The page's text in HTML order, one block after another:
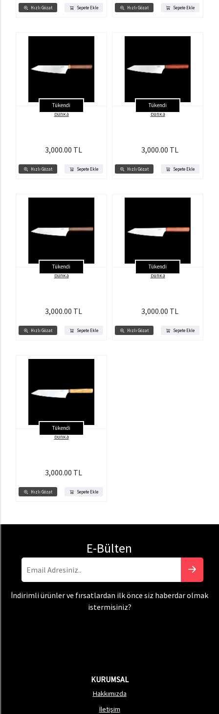
Hızlı Gözat Sepete Ekle Hızlı Gözat Sepete Ekle
Tükendi
Hızlı Gözat Sepete Ekle
bunka
3,000.00 TL
Tükendi
Hızlı Gözat Sepete Ekle
bunka
3,000.00 TL
Tükendi
Hızlı Gözat Sepete Ekle
bunka
3,000.00 TL
Tükendi
Hızlı Gözat Sepete Ekle
bunka
3,000.00 TL
Tükendi
Hızlı Gözat Sepete Ekle
bunka
3,000.00 TL
E-Bülten
İndirimli ürünler ve fırsatlardan ilk önce siz haberdar olmak
istermisiniz?
KURUMSAL
Hakkımızda
İletişim